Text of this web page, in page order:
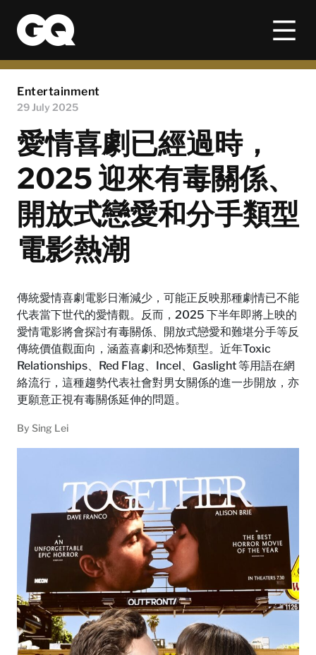
Entertainment
29 July 2025
愛情喜劇已經過時，
2025 迎來有毒關係、
開放式戀愛和分手類型
電影熱潮
傳統愛情喜劇電影日漸減少，可能正反映那種劇情已不能
代表當下世代的愛情觀。反而，2025 下半年即將上映的
愛情電影將會探討有毒關係、開放式戀愛和難堪分手等反
傳統價值觀面向，涵蓋喜劇和恐怖類型。近年Toxic
Relationships、Red Flag、Incel、Gaslight 等用語在網
絡流行，這種趨勢代表社會對男女關係的進一步開放，亦
更願意正視有毒關係延伸的問題。
By Sing Lei